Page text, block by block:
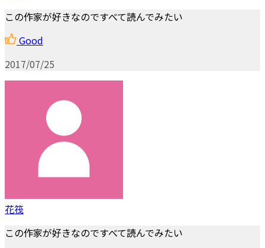
この作家が好きなのですべて読んでみたい
Good
2017/07/25
花筏
この作家が好きなのですべて読んでみたい